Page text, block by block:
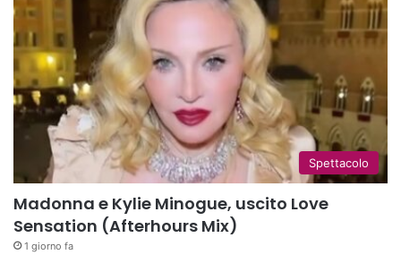
Spettacolo
Madonna e Kylie Minogue, uscito Love
Sensation (Afterhours Mix)
1 giorno fa